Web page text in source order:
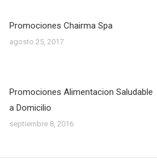
Promociones Chairma Spa
agosto 25, 2017
Promociones Alimentacion Saludable
a Domicilio
septiembre 8, 2016